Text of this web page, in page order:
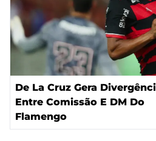
De La Cruz Gera
Entre Comissão E DM Do
Flamengo